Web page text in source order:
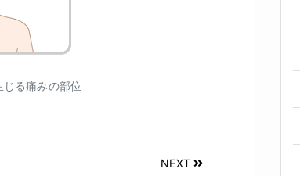
る痛みの部位
NEXT